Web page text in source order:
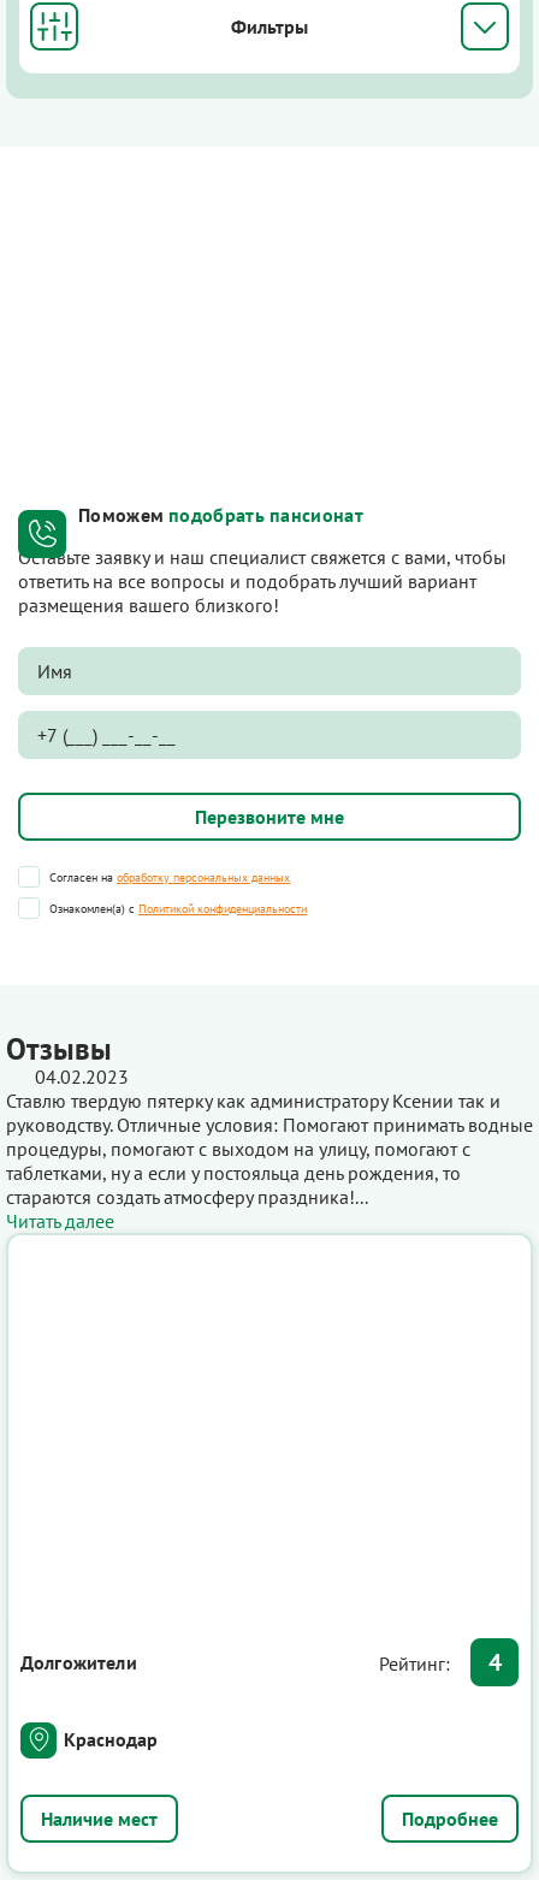
Фильтры
Поможем подобрать пансионат
Оставьте заявку и наш специалист свяжется с вами, чтобы
ответить на все вопросы и подобрать лучший вариант
размещения вашего близкого!
Согласен на обработку персональных данных
Ознакомлен(а) с Политикой конфиденциальности
Отзывы
04.02.2023
Ставлю твердую пятерку как администратору Ксении так и
руководству. Отличные условия: Помогают принимать водные
процедуры, помогают с выходом на улицу, помогают с
таблетками, ну а если у постояльца день рождения, то
стараются создать атмосферу праздника!...
Читать далее
Долгожители Рейтинг: 4
Краснодар
Подробнее